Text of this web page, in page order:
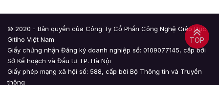
TOP
© 2020 - Bản quyền của Công Ty Cổ Phần Công Nghệ Giáo Dục
Gitiho Việt Nam
Giấy chứng nhận Đăng ký doanh nghiệp số: 0109077145, cấp bởi
Sở Kế hoạch và Đầu tư TP. Hà Nội
Giấy phép mạng xã hội số: 588, cấp bởi Bộ Thông tin và Truyền
thông